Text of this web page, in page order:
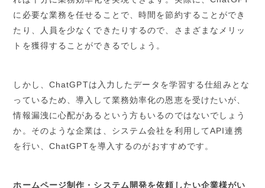
に必要な業務を任せることで、時間を節約することができ
たり、人員を少なくできたりするので、さまざまなメリッ
トを獲得することができるでしょう。
しかし、ChatGPTは入力したデータを学習する仕組みとな
っているため、導入して業務効率化の恩恵を受けたいが、
情報漏洩に心配があるという方もいるのではないでしょう
か。そのような企業は、システム会社を利用してAPI連携
を行い、ChatGPTを導入するのがおすすめです。
ホームページ制作・システム開発を依頼したい企業様がい